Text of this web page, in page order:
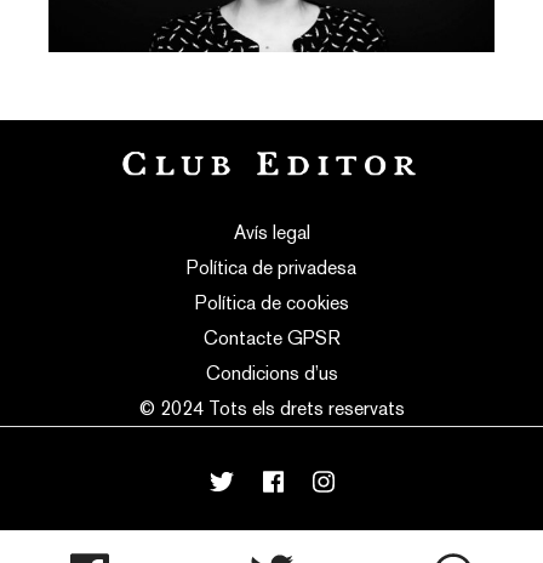
Avís legal
Política de privadesa
Política de cookies
Contacte GPSR
Condicions d’us
© 2024 Tots els drets reservats